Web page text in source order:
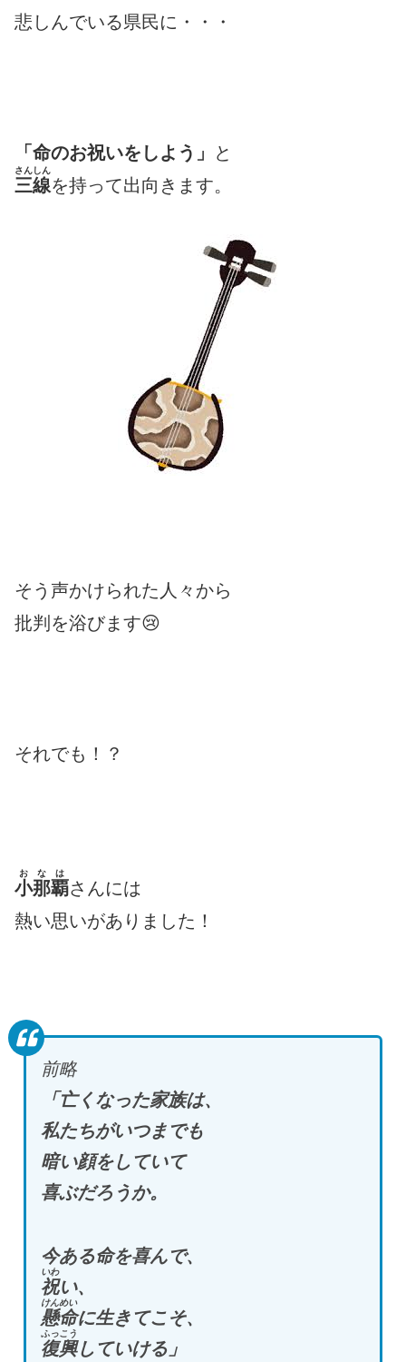
悲しんでいる県民に・・・
「命のお祝いをしよう」
と
三線
さんしん
を持って出向きます。
そう声かけられた人々から
批判を浴びます😢
それでも！？
小那覇
おなは
さんには
熱い思いがありました！
前略
「亡くなった家族は、
私たちがいつまでも
暗い顔をしていて
喜ぶだろうか。
今ある命を喜んで、
祝
いわ
い、
懸命
けんめい
に生きてこそ、
復興
ふっこう
していける」